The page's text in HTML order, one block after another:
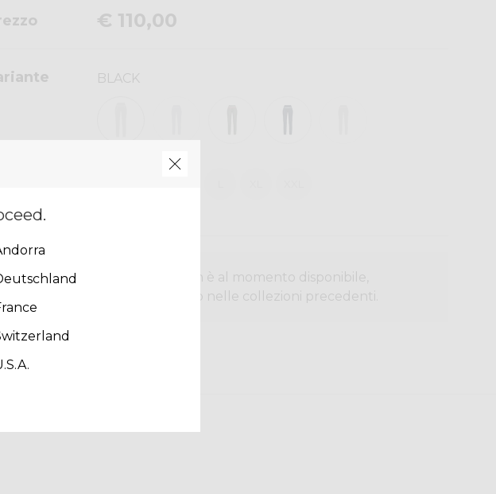
€ 110,00
BLACK
Questo prodotto non è al momento disponibile,
per cercarlo nelle collezioni precedenti.